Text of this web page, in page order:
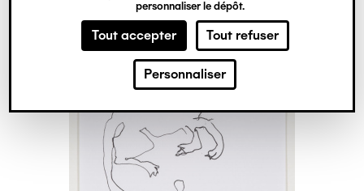
personnaliser le dépôt.
Tout accepter Tout refuser
Personnaliser